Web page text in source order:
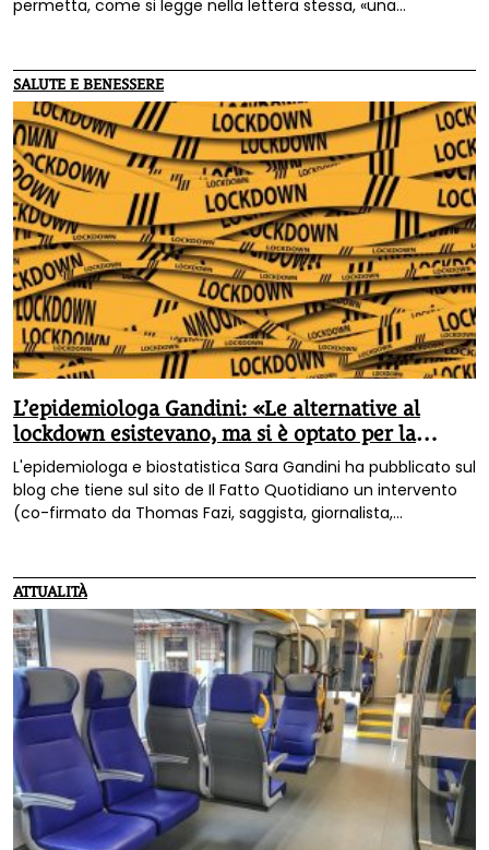
permetta, come si legge nella lettera stessa, «una
solo, sta affrontando la diffusione del Covid-19». Riportiamo
il testo integrale del documento.
SALUTE E BENESSERE
L’epidemiologa Gandini: «Le alternative al
lockdown esistevano, ma si è optato per la
strada peggiore»
L'epidemiologa e biostatistica Sara Gandini ha pubblicato sul
blog che tiene sul sito de Il Fatto Quotidiano un intervento
(co-firmato da Thomas Fazi, saggista, giornalista,
strada peggiore" che offre interessanti informazioni e spunti
di riflessione.
ATTUALITÀ